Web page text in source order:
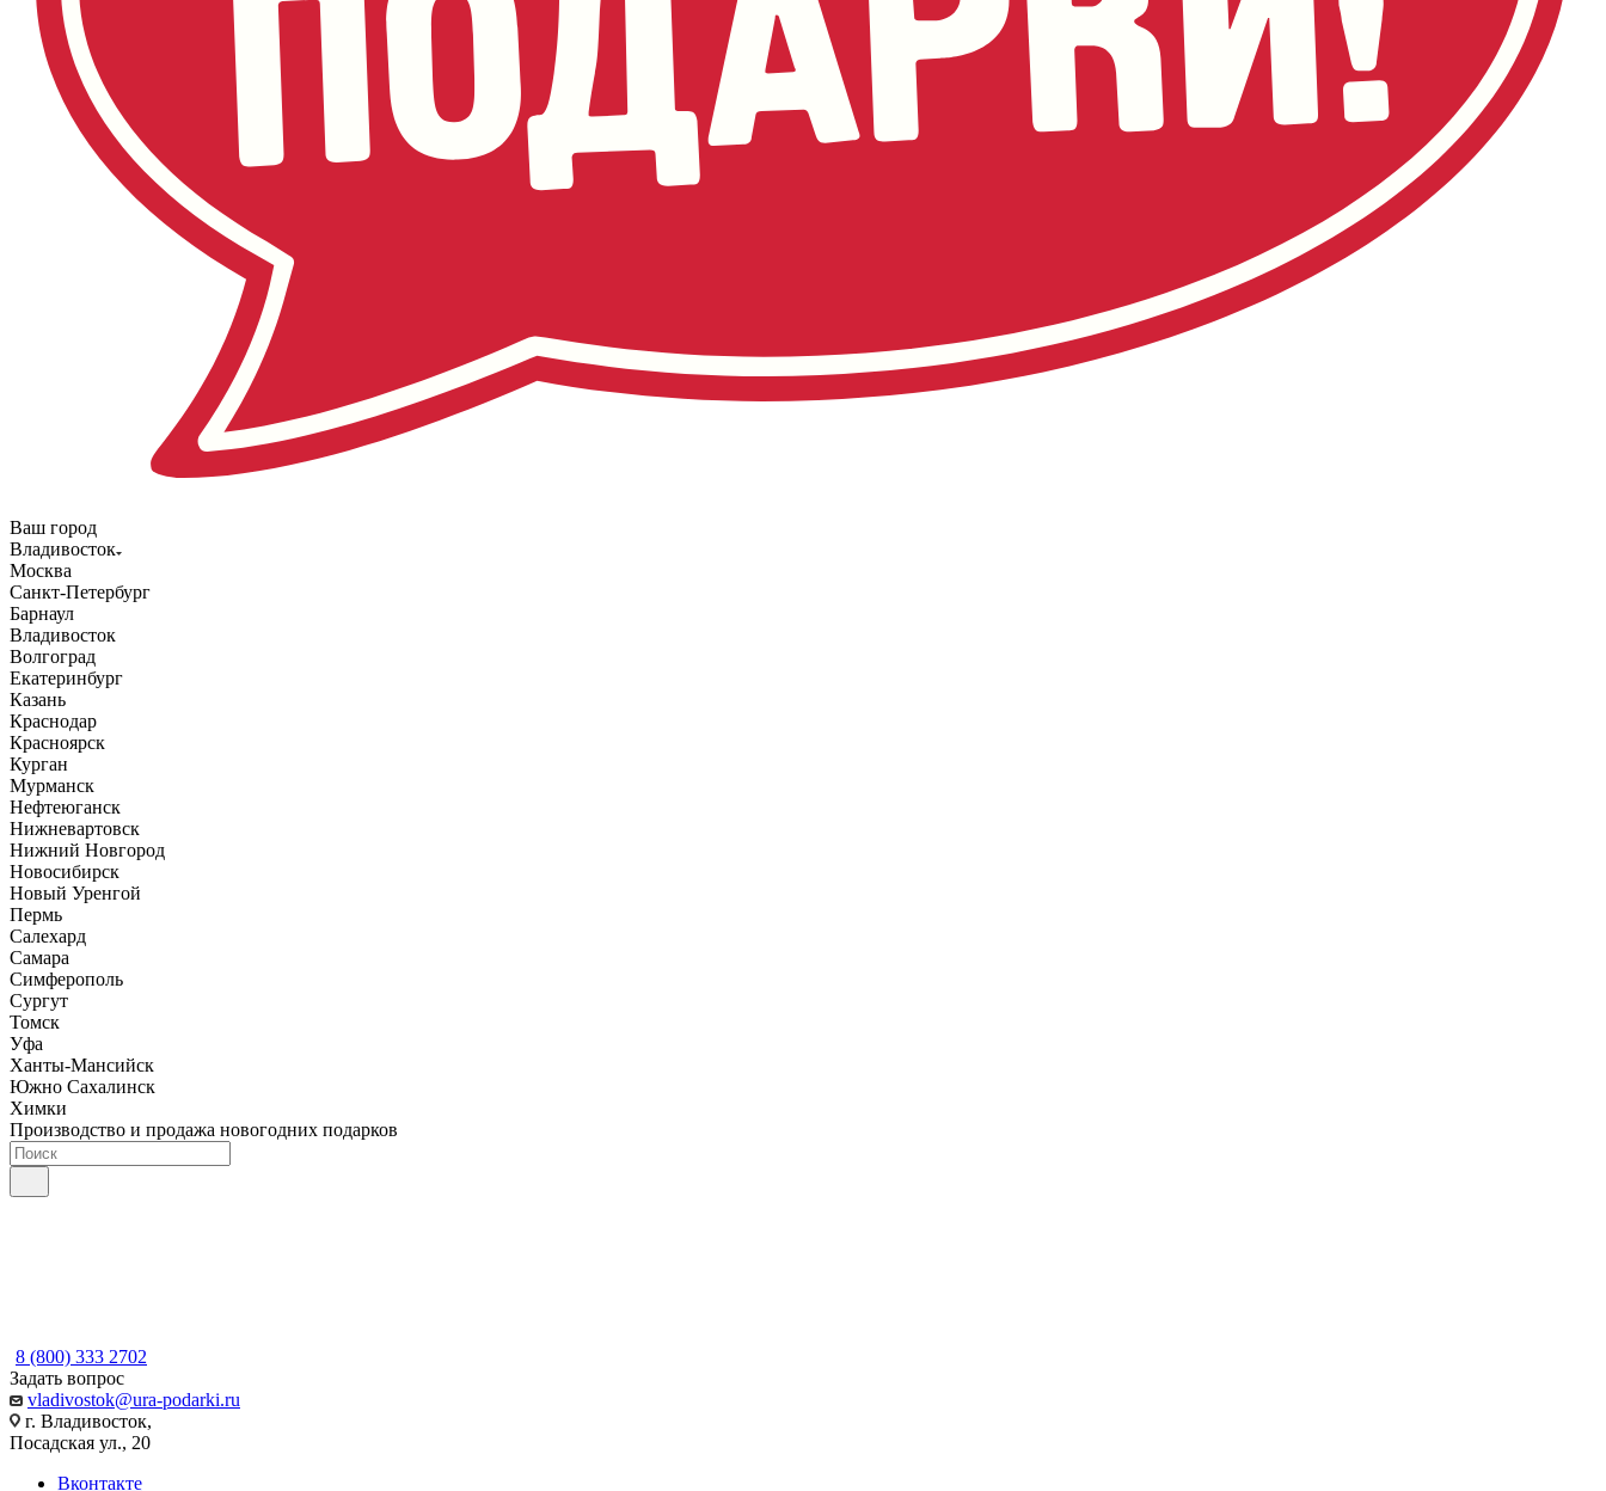
Ваш город
Владивосток
Москва
Санкт-Петербург
Барнаул
Владивосток
Волгоград
Екатеринбург
Казань
Краснодар
Красноярск
Курган
Мурманск
Нефтеюганск
Нижневартовск
Нижний Новгород
Новосибирск
Новый Уренгой
Пермь
Салехард
Самара
Симферополь
Сургут
Томск
Уфа
Ханты-Мансийск
Южно Сахалинск
Химки
Производство и продажа новогодних подарков
8 (800) 333 2702
Задать вопрос
vladivostok@ura-podarki.ru
г. Владивосток,
Посадская ул., 20
Вконтакте